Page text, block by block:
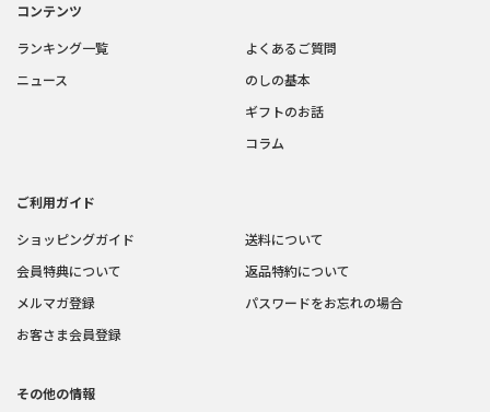
コンテンツ
ランキング一覧
ニュース
よくあるご質問
のしの基本
ギフトのお話
コラム
ご利用ガイド
ショッピングガイド
会員特典について
メルマガ登録
お客さま会員登録
送料について
返品特約について
パスワードをお忘れの場合
その他の情報